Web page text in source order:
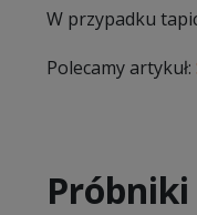
W przypadku
Polecamy artykuł:
Próbniki